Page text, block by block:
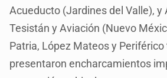
Acueducto (Jardines del Valle), y
Tesistán y Aviación (Nuevo
Patria, López Mateos y
presentaron encharcamientos